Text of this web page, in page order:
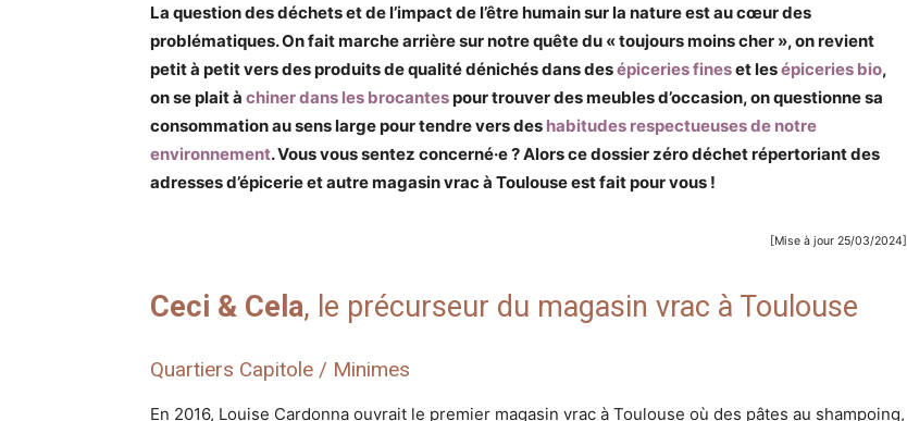
La question des déchets et de l’impact de l’être humain sur la nature est au cœur des
problématiques. On fait marche arrière sur notre quête du « toujours moins cher », on revient
petit à petit vers des produits de qualité dénichés dans desépiceries fineset lesépiceries bio,
on se plait à chiner dans les brocantespour trouver des meubles d’occasion, on questionne sa
consommation au sens large pour tendre vers des habitudes respectueuses de notre
environnement. Vous vous sentez concerné·e ? Alors ce dossier zéro déchet répertoriant des
adresses d’épicerie et autre magasin vrac à Toulouse est fait pour vous !
[Mise à jour 25/03/2024]
Ceci & Cela, le précurseur du magasin vrac à Toulouse
Quartiers Capitole / Minimes
En 2016, Louise Cardonna ouvrait le premier magasin vrac à Toulouse où des pâtes au shampoing,